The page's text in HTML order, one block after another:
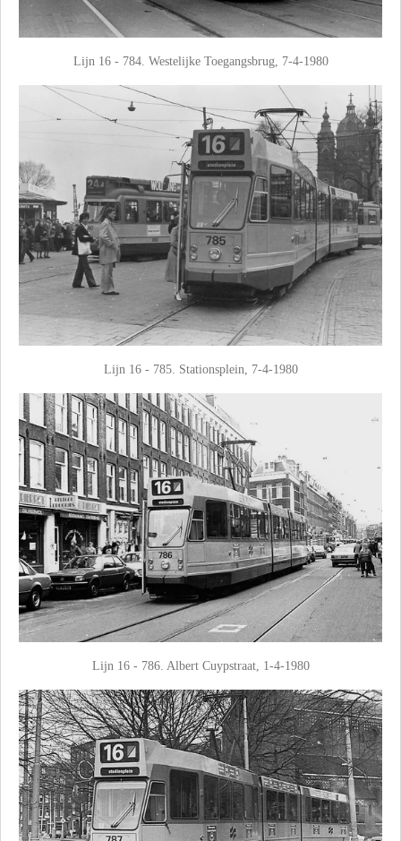
Lijn 16 - 784. Westelijke Toegangsbrug, 7-4-1980
Lijn 16 - 785. Stationsplein, 7-4-1980
Lijn 16 - 786. Albert Cuypstraat, 1-4-1980